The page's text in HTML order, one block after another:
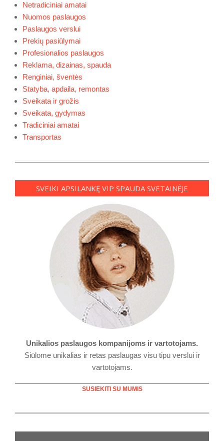
Netradiciniai amatai
Nuomos paslaugos
Paslaugos verslui
Prekių pasiūlymai
Profesionalios paslaugos
Reklama, dizainas, spauda
Renginiai, šventės
Statyba, apdaila, remontas
Sveikata ir grožis
Sveikata, gydymas
Tradiciniai amatai
Transportas
SVEIKI APSILANKĘ VIP SPAUDA SVETAINĖJE
Unikalios paslaugos kompanijoms ir vartotojams.
Siūlome unikalias ir retas paslaugas visu tipu verslui ir
vartotojams.
SUSIEKITI SU MUMIS